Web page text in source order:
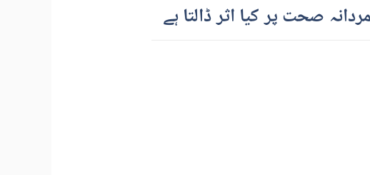
صحت پر کیا اثر ڈالتا ہے